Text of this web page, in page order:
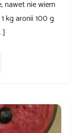
nawet nie wiem
kg aronii 100 g